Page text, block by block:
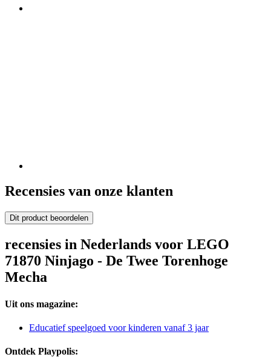
Recensies van onze klanten
Dit product beoordelen
recensies in Nederlands voor LEGO
71870 Ninjago - De Twee Torenhoge
Mecha
Uit ons magazine:
Educatief speelgoed voor kinderen vanaf 3 jaar
Ontdek Playpolis: